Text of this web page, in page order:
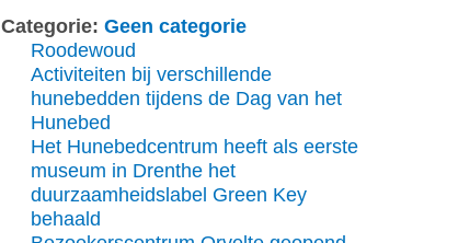
Categorie:Geen categorie
Roodewoud
Activiteiten bij verschillende
hunebedden tijdens de Dag van het
Hunebed
Het Hunebedcentrum heeft als eerste
museum in Drenthe het
duurzaamheidslabel Green Key
behaald